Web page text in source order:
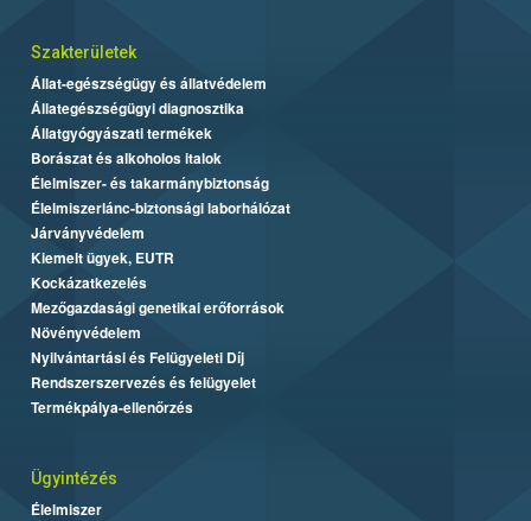
Szakterületek
Állat-egészségügy és állatvédelem
Állategészségügyi diagnosztika
Állatgyógyászati termékek
Borászat és alkoholos italok
Élelmiszer- és takarmánybiztonság
Élelmiszerlánc-biztonsági laborhálózat
Járványvédelem
Kiemelt ügyek, EUTR
Kockázatkezelés
Mezőgazdasági genetikai erőforrások
Növényvédelem
Nyilvántartási és Felügyeleti Díj
Rendszerszervezés és felügyelet
Termékpálya-ellenőrzés
Ügyintézés
Élelmiszer